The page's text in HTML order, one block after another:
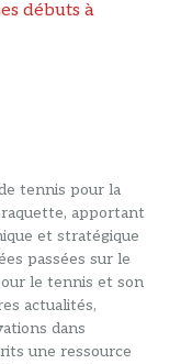
débuts à
tennis pour la
apportant
et stratégique
passées sur le
le tennis et son
actualités,
dans
une ressource